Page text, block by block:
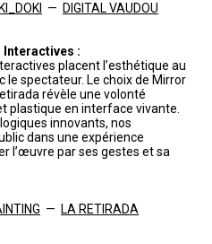
— DIGITAL VAUDOU
:
placent l’esthétique au
le spectateur. Le choix de Mirror
révèle une volonté
plastique en interface vivante.
innovants, nos
dans une expérience
l’œuvre par ses gestes et sa
— LA RETIRADA